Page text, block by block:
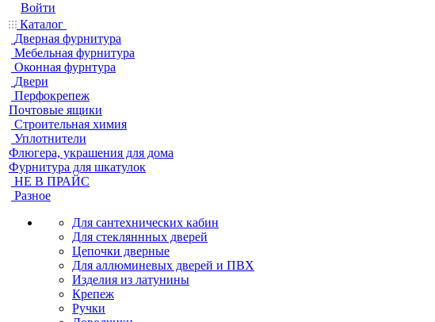
Войти
Каталог
Дверная фурнитура
Мебельная фурнитура
Оконная фурнтура
Двери
Перфокрепеж
Почтовые ящики
Строительная химия
Уплотнители
Флюгера, украшения для дома
Фурнитура для шкатулок
НЕ В ПРАЙС
Разное
Для сантехнических кабин
Для стекляннных дверей
Цепочки дверные
Для аллюминевых дверей и ПВХ
Изделия из латунины
Крепеж
Ручки